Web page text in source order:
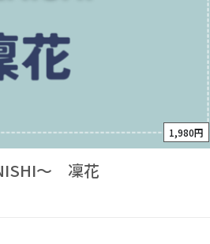
1,980円
～ 凜花